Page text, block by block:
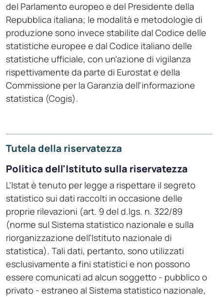
del Parlamento europeo e del Presidente della
Repubblica italiana; le modalità e metodologie di
produzione sono invece stabilite dal Codice delle
statistiche europee e dal Codice italiano delle
statistiche ufficiale, con un'azione di vigilanza
rispettivamente da parte di Eurostat e della
Commissione per la Garanzia dell'informazione
statistica (Cogis).
Tutela della riservatezza
Politica dell'Istituto sulla riservatezza
L'Istat è tenuto per legge a rispettare il segreto
statistico sui dati raccolti in occasione delle
proprie rilevazioni (art. 9 del d.lgs. n. 322/89
(norme sul Sistema statistico nazionale e sulla
riorganizzazione dell'Istituto nazionale di
statistica). Tali dati, pertanto, sono utilizzati
esclusivamente a fini statistici e non possono
essere comunicati ad alcun soggetto - pubblico o
privato - estraneo al Sistema statistico nazionale,